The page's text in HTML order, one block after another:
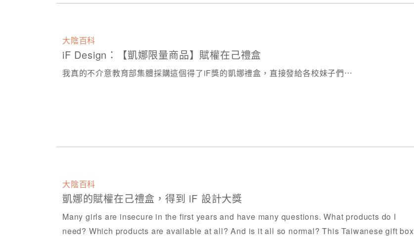
大陰百科
iF Design：【凱娜限量商品】賦權在己禮盒
我真的不介意教育部集體採購這個得了iF獎的凱娜禮盒，直接發給各校妹子們⋯
大陰百科
凱娜的賦權在己禮盒，得到 iF 設計大獎
Many girls are insecure in the first years and have many questions. What products do I
need? Which products are available at all? And is it all so normal? This Taiwanese gift box